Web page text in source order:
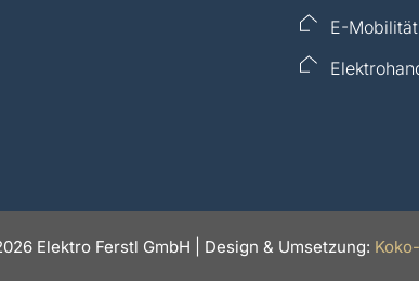
E-Mobilität
Elektro Ferstl GmbH | Design & Umsetzung: